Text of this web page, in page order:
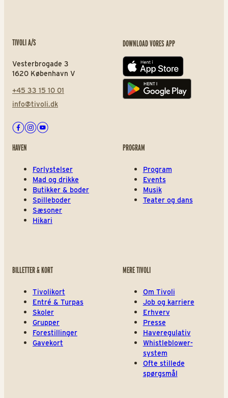
TIVOLI A/S
Vesterbrogade 3
1620 København V
+45 33 15 10 01
info@tivoli.dk
Facebook
Instagram
Youtube
DOWNLOAD VORES APP
App store
Play store
HAVEN
Forlystelser
Mad og drikke
Butikker & boder
Spilleboder
Sæsoner
Hikari
PROGRAM
Program
Events
Musik
Teater og dans
BILLETTER & KORT
Tivolikort
Entré & Turpas
Skoler
Grupper
Forestillinger
Gavekort
MERE TIVOLI
Om Tivoli
Job og karriere
Erhverv
Presse
Haveregulativ
Whistleblower-
system
Ofte stillede
spørgsmål